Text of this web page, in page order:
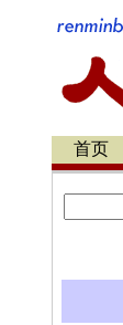
首页